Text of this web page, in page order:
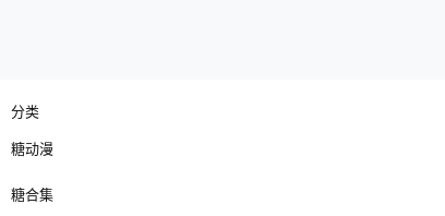
分类
糖动漫
糖合集